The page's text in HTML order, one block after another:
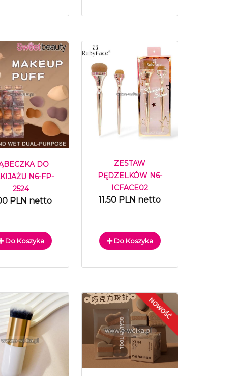
DO
N6-FP-
2524
PLN netto
Do Koszyka
ZESTAW
PĘDZELKÓW N6-
ICFACE02
11.50 PLN netto
Do Koszyka